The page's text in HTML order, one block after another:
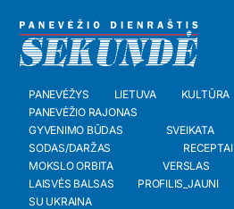
PANEVĖŽYS LIETUVA KULTŪRA
PANEVĖŽIO RAJONAS
GYVENIMO BŪDAS
SVEIKATA
SODAS/DARŽAS
RECEPTAI
MOKSLO ORBITA
VERSLAS
LAISVĖS BALSAS
PROFILIS_JAUNI
SU UKRAINA